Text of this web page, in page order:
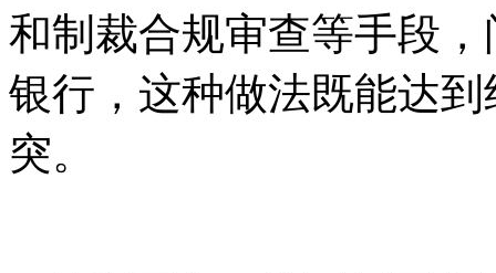
和制裁合规审查等手段
银行，这种做法既能达
突。